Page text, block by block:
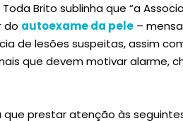
Brito sublinha que “a
do autoexame da pele –
de lesões suspeitas, assim
que devem motivar alarme,
que prestar atenção às